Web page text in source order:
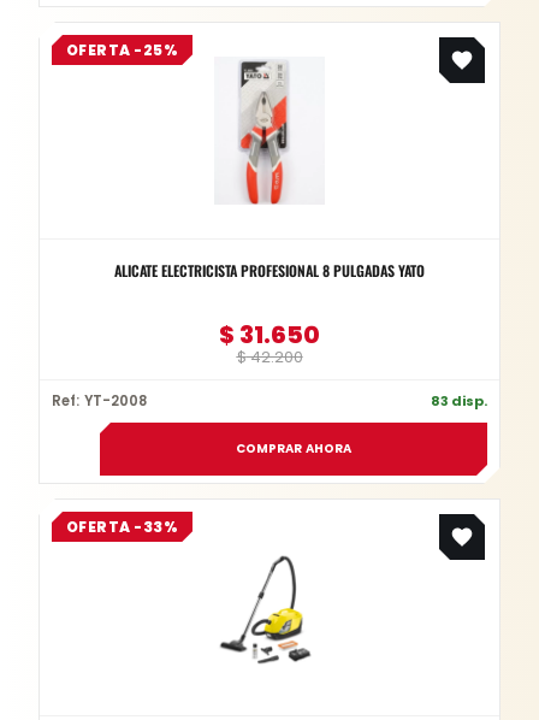
OFERTA -25%
ALICATE ELECTRICISTA PROFESIONAL 8 PULGADAS YATO
$42.200
was:
$ 42.200.
$ 31.650
is:
$ 31.650.
Ref: YT-2008 83 disp.
COMPRAR AHORA
OFERTA -33%
was:
$ 2.999.900.
is:
$ 2.000.000.